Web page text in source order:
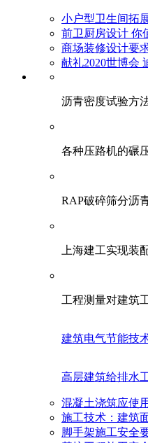
小户型卫生间拓
前卫厨房设计 你
商场装修设计要
献礼2020世博会
沥青密度试验方
各种压路机的碾
RAP破碎筛分沥
上海建工实现装
工程测量对建筑
建筑电气节能技
高层建筑给排水
混凝土浇筑应使
施工技术：建筑
脚手架施工安全